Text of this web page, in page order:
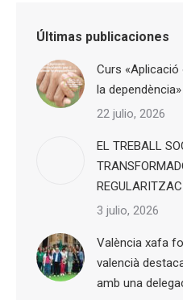
Últimas publicaciones
Curs «Aplicació
la dependència»
22 julio, 2026
EL TREBALL
3 julio, 2026
València xafa
valencià
amb una